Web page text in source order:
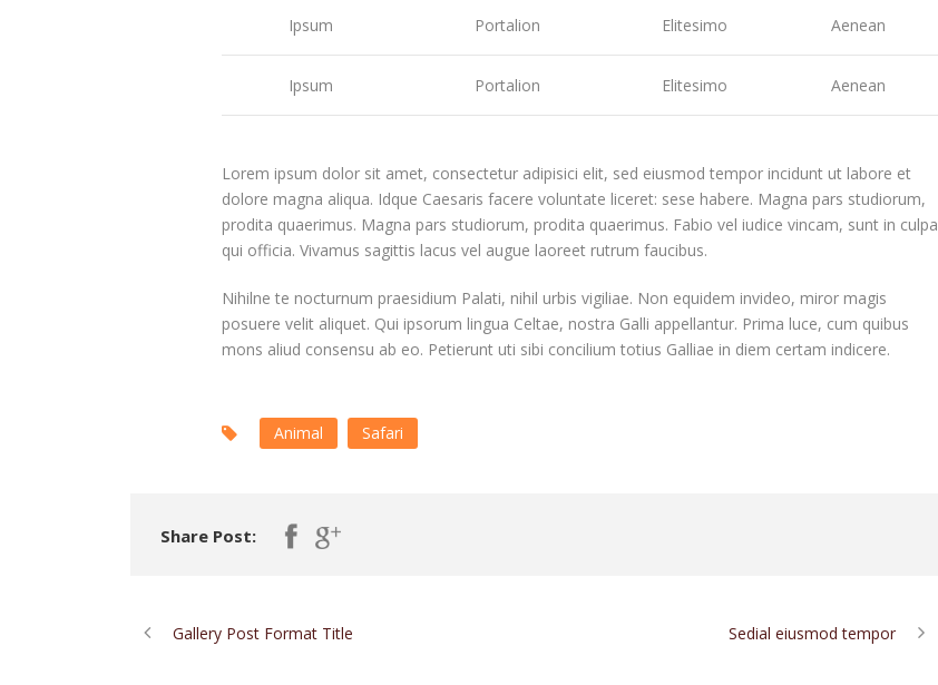
Ipsum Portalion Elitesimo Aenean
Ipsum Portalion Elitesimo Aenean
Lorem ipsum dolor sit amet, consectetur adipisici elit, sed eiusmod tempor incidunt ut labore et
dolore magna aliqua. Idque Caesaris facere voluntate liceret: sese habere. Magna pars studiorum,
prodita quaerimus. Magna pars studiorum, prodita quaerimus. Fabio vel iudice vincam, sunt in culpa
qui officia. Vivamus sagittis lacus vel augue laoreet rutrum faucibus.
Nihilne te nocturnum praesidium Palati, nihil urbis vigiliae. Non equidem invideo, miror magis
posuere velit aliquet. Qui ipsorum lingua Celtae, nostra Galli appellantur. Prima luce, cum quibus
mons aliud consensu ab eo. Petierunt uti sibi concilium totius Galliae in diem certam indicere.
Animal Safari
Share Post:
Gallery Post Format Title Sedial eiusmod tempor